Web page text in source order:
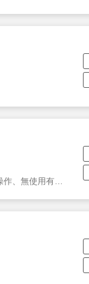
，我們都能夠提
競爭力。我們合
星、LG、現代、
半導體、國防、
、無使用有害
使用人機畫
、速度和產能的
目前推行材質為